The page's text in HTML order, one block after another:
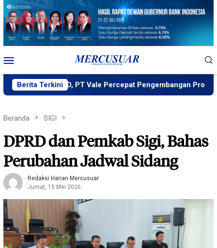
Loncat
konten
Mobile
Berita Terkini
MIND ID, PT Vale Percepat Pengembangan Proyek Strategis
Beranda SIGI
DPRD dan Pemkab Sigi, Bahas
Perubahan Jadwal Sidang
Redaksi Harian Mercusuar
Jumat, 15 Mei 2026